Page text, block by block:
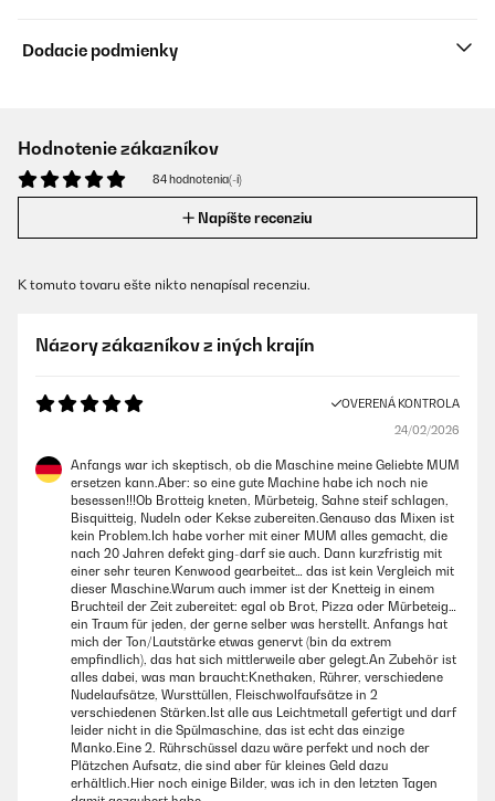
Dodacie podmienky
Hodnotenie zákazníkov
84 hodnotenia(-í)
Napíšte recenziu
K tomuto tovaru ešte nikto nenapísal recenziu.
Názory zákazníkov z iných krajín
OVERENÁ KONTROLA
24/02/2026
Anfangs war ich skeptisch, ob die Maschine meine Geliebte MUM
ersetzen kann.Aber: so eine gute Machine habe ich noch nie
besessen!!!Ob Brotteig kneten, Mürbeteig, Sahne steif schlagen,
Bisquitteig, Nudeln oder Kekse zubereiten.Genauso das Mixen ist
kein Problem.Ich habe vorher mit einer MUM alles gemacht, die
nach 20 Jahren defekt ging-darf sie auch. Dann kurzfristig mit
einer sehr teuren Kenwood gearbeitet… das ist kein Vergleich mit
dieser Maschine.Warum auch immer ist der Knetteig in einem
Bruchteil der Zeit zubereitet: egal ob Brot, Pizza oder Mürbeteig…
ein Traum für jeden, der gerne selber was herstellt. Anfangs hat
mich der Ton/Lautstärke etwas genervt (bin da extrem
empfindlich), das hat sich mittlerweile aber gelegt.An Zubehör ist
alles dabei, was man braucht:Knethaken, Rührer, verschiedene
Nudelaufsätze, Wursttüllen, Fleischwolfaufsätze in 2
verschiedenen Stärken.Ist alle aus Leichtmetall gefertigt und darf
leider nicht in die Spülmaschine, das ist echt das einzige
Manko.Eine 2. Rührschüssel dazu wäre perfekt und noch der
Plätzchen Aufsatz, die sind aber für kleines Geld dazu
erhältlich.Hier noch einige Bilder, was ich in den letzten Tagen